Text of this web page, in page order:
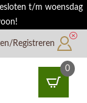
t/m woensdag
Registreren
0